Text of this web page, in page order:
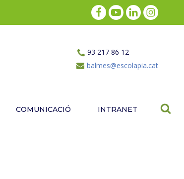
93 217 86 12
balmes@escolapia.cat
COMUNICACIÓ INTRANET